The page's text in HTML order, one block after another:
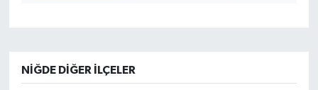
NIĞDE DIĞER İLÇELER